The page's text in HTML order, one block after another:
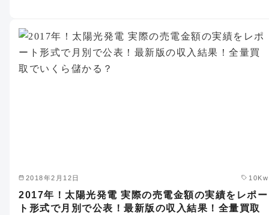
2018年2月12日 10Kw
2017年！太陽光発電 実際の売電金額の実績をレポー
ト形式で月別で公表！最新版の収入結果！全量買取